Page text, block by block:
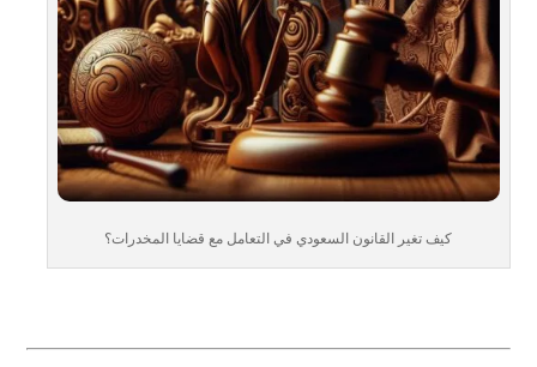
كيف تغير القانون السعودي في التعامل مع قضايا المخدرات؟